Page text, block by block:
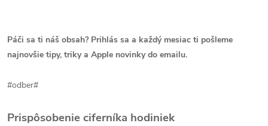
Páči sa ti náš obsah? Prihlás sa a každý mesiac ti pošleme
najnovšie tipy, triky a Apple novinky do emailu.
#odber#
Prispôsobenie ciferníka hodiniek